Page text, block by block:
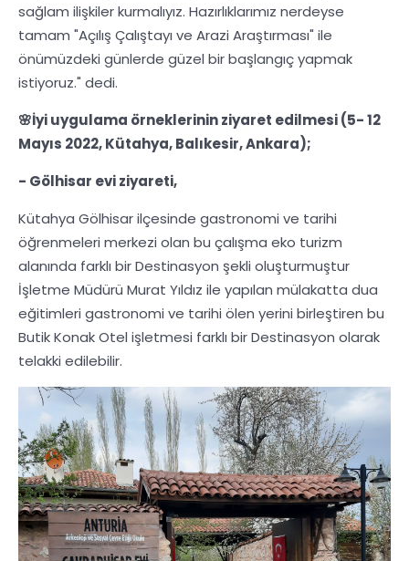
sağlam ilişkiler kurmalıyız. Hazırlıklarımız nerdeyse
tamam "Açılış Çalıştayı ve Arazi Araştırması" ile
önümüzdeki günlerde güzel bir başlangıç yapmak
istiyoruz." dedi.
🌸İyi uygulama örneklerinin ziyaret edilmesi (5- 12
Mayıs 2022, Kütahya, Balıkesir, Ankara);
- Gölhisar evi ziyareti,
Kütahya Gölhisar ilçesinde gastronomi ve tarihi
öğrenmeleri merkezi olan bu çalışma eko turizm
alanında farklı bir Destinasyon şekli oluşturmuştur
İşletme Müdürü Murat Yıldız ile yapılan mülakatta dua
eğitimleri gastronomi ve tarihi ölen yerini birleştiren bu
Butik Konak Otel işletmesi farklı bir Destinasyon olarak
telakki edilebilir.